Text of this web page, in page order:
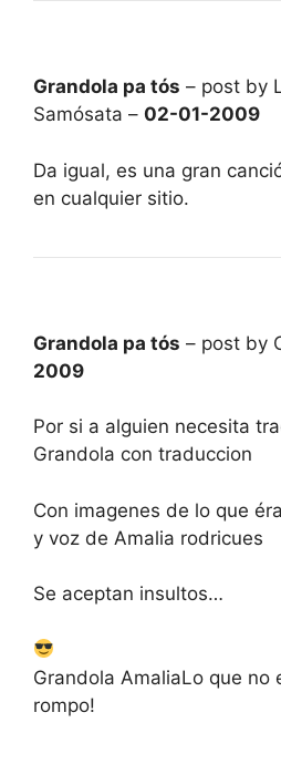
Grandola pa tós – post by
Samósata – 02-01-2009
Da igual, es una gran
en cualquier sitio.
Grandola pa tós – post by
2009
Por si a alguien necesita
Grandola con traduccion
Con imagenes de lo que
y voz de Amalia rodricues
Se aceptan insultos…
Grandola AmaliaLo que no
rompo!